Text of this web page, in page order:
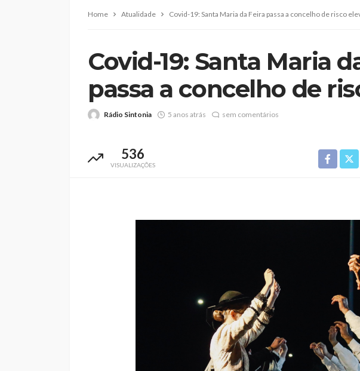
Home Atualidade Covid-19: Santa Maria da Feira passa a concelho de risco
Covid-19: Santa Maria
passa a concelho de
Rádio Sintonia 5 anos atrás sem comentários
536
VISUALIZAÇÕES
Beeceler na primeira etapa